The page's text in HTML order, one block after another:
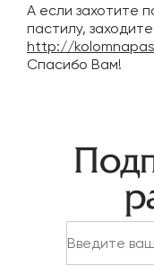
А если захотите
пастилу,
http://
Спасибо Вам!